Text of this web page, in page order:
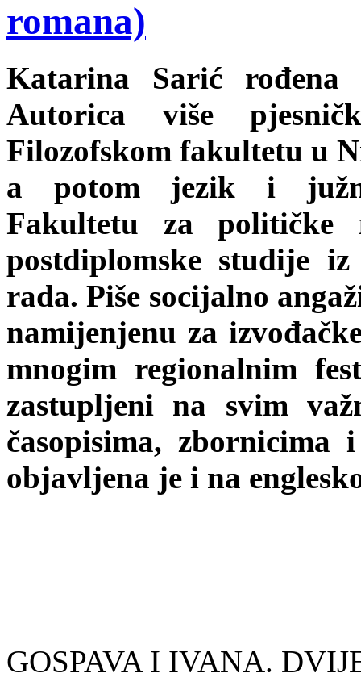
romana)
Katarina Sarić
Autorica više
Filozofskom fakultetu u
a potom jezik i
Fakultetu za političke
postdiplomske studije
rada. Piše socijalno
namijenjenu za
mnogim regionalnim
zastupljeni na svim
časopisima, zbornicima
objavljena je i na
GOSPAVA I IVANA.